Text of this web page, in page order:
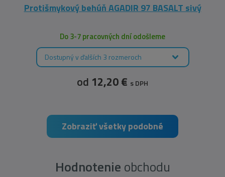
Protišmykový behúň AGADIR 97 BASALT sivý
Do 3-7 pracovných dní odošleme
Dostupný v ďalších 3 rozmeroch
od 12,20 € s DPH
Zobraziť všetky podobné
Hodnotenie obchodu